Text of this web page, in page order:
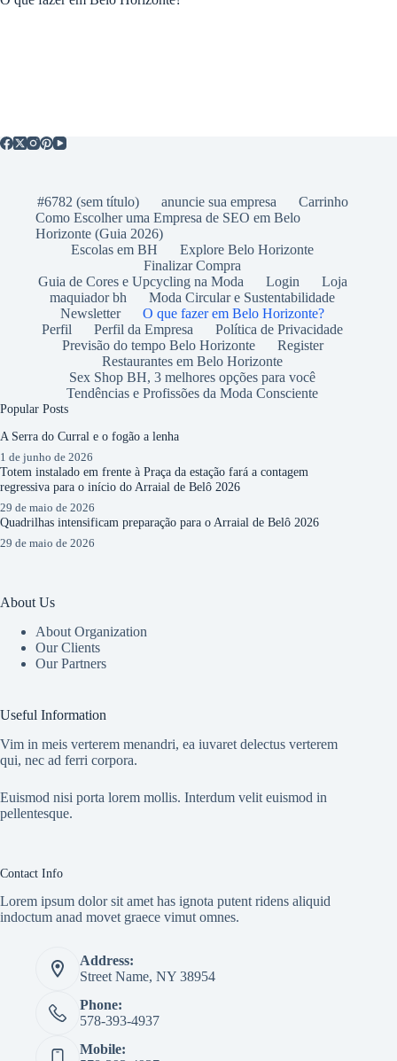
#6782 (sem título) anuncie sua empresa
Carrinho
Como Escolher uma Empresa de SEO em Belo
Horizonte (Guia 2026)
Escolas em BH
Explore Belo Horizonte
Finalizar Compra
Guia de Cores e Upcycling na Moda
Login
Loja
maquiador bh
Moda Circular e Sustentabilidade
Newsletter
O que fazer em Belo Horizonte?
Perfil
Perfil da Empresa
Política de Privacidade
Previsão do tempo Belo Horizonte
Register
Restaurantes em Belo Horizonte
Sex Shop BH, 3 melhores opções para você
Tendências e Profissões da Moda Consciente
Popular Posts
A Serra do Curral e o fogão a lenha
1 de junho de 2026
Totem instalado em frente à Praça da estação fará a contagem
regressiva para o início do Arraial de Belô 2026
29 de maio de 2026
Quadrilhas intensificam preparação para o Arraial de Belô 2026
29 de maio de 2026
About Us
About Organization
Our Clients
Our Partners
Useful Information
Vim in meis verterem menandri, ea iuvaret delectus verterem
qui, nec ad ferri corpora.
Euismod nisi porta lorem mollis. Interdum velit euismod in
pellentesque.
Contact Info
Lorem ipsum dolor sit amet has ignota putent ridens aliquid
indoctum anad movet graece vimut omnes.
Address:
Street Name, NY 38954
Phone:
578-393-4937
Mobile: